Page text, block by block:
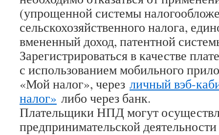
(упрощенной системы
сельскохозяйственного налога,
вмененный доход, патентной
Зарегистрироваться в качестве
с использованием мобильного
«Мой налог», через личный вэб-
налог» либо через банк.
Плательщики НПД могут
предпринимательской